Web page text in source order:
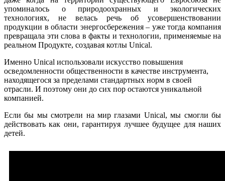
упоминалось о природоохранных и экологических
технологиях, не велась речь об усовершенствовании
продукции в области энергосбережения – уже тогда компания
превращала эти слова в факты и технологии, применяемые на
реальном Продукте, создавая котлы Unical.
Именно Unical использовали искусство повышения
осведомленности общественности в качестве инструмента,
находящегося за пределами стандартных норм в своей
отрасли. И поэтому они до сих пор остаются уникальной
компанией.
Если бы мы смотрели на мир глазами Unical, мы смогли бы
действовать как они, гарантируя лучшее будущее для наших
детей.